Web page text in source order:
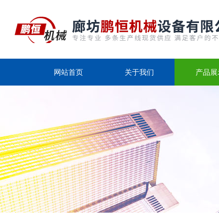
网站首页 关于我们 产品